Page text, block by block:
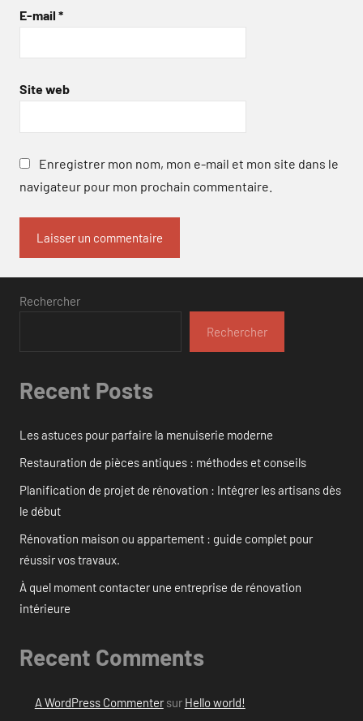
E-mail *
Site web
Enregistrer mon nom, mon e-mail et mon site dans le
navigateur pour mon prochain commentaire.
Rechercher
Rechercher
Recent Posts
Les astuces pour parfaire la menuiserie moderne
Restauration de pièces antiques : méthodes et conseils
Planification de projet de rénovation : Intégrer les artisans dès
le début
Rénovation maison ou appartement : guide complet pour
réussir vos travaux.
À quel moment contacter une entreprise de rénovation
intérieure
Recent Comments
A WordPress Commentersur Hello world!